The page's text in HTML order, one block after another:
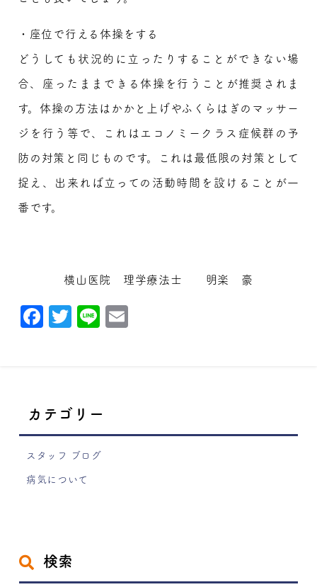
・座位で行える体操をする
どうしても状況的に立ったりすることができない場
合、座ったままできる体操を行うことが推奨されま
す。体操の方法はかかと上げやふくらはぎのマッサー
ジを行う等で、これはエコノミークラス症候群の予
防の対策と同じものです。これは最低限の対策として
捉え、出来れば立っての活動時間を設けることが一
番です。
横山医院 理学療法士 明楽 豪
Facebook
Twitter
Line
カテゴリー
スタッフ ブログ
病気について
検索